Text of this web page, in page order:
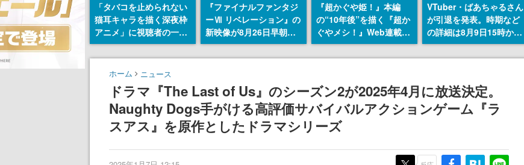
「タバコを止められない
猫耳キャラを描く深夜枠
アニメ」に視聴者の一部
から批判意見。違法薬物
の使用と思しき描写も含
めて、BPOが議論を交わ
『ファイナルファンタジ
ーⅦ リベレーション』の
新映像が8月26日早朝に
公開へ。『FF7』リメイ
クシリーズの完結編、
ディレクターの浜口直樹
氏が登壇する予定
『超かぐや姫！』本編
の“10年後”を描く『超か
ぐやメシ！』Web連載決
定。新たなWebマンガレ
ーベル「ビビビコミッ
タート、あのお話には…
まだ続きがある！
VTuber・ばあちゃるさん
が引退を発表。時期など
の詳細は8月9日15時から
の配信で説明
ホーム ニュース
ドラマ『The Last of Us』のシーズン2が2025年4月に放送決定。
Naughty Dogs手がける高評価サバイバルアクションゲーム『ラ
スアス』を原作としたドラマシリーズ